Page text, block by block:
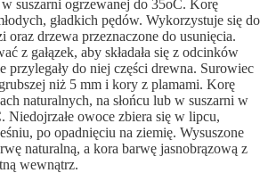
suszarni ogrzewanej do 35oC. Korę
gładkich pędów. Wykorzystuje się do
oraz drzewa przeznaczone do usunięcia.
z gałązek, aby składała się z odcinków
przylegały do niej części drewna. Surowiec
niż 5 mm i kory z plamami. Korę
naturalnych, na słońcu lub w suszarni w
Niedojrzałe owoce zbiera się w lipcu,
po opadnięciu na ziemię. Wysuszone
naturalną, a kora barwę jasnobrązową z
wewnątrz.